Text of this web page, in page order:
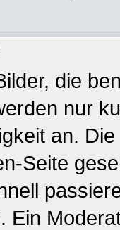
die
nur
an.
Seite
Ein